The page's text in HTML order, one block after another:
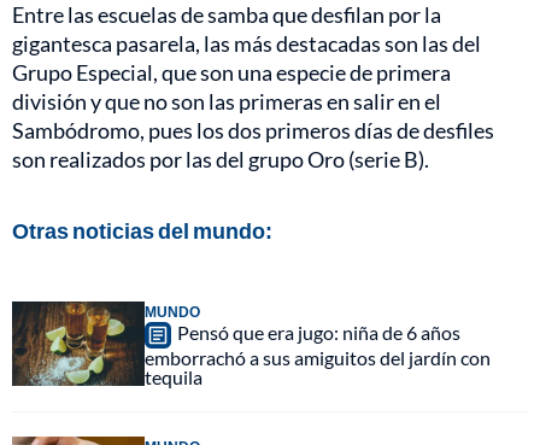
Entre las escuelas de samba que desfilan por la
gigantesca pasarela, las más destacadas son las del
Grupo Especial, que son una especie de primera
división y que no son las primeras en salir en el
Sambódromo, pues los dos primeros días de desfiles
son realizados por las del grupo Oro (serie B).
Otras noticias del mundo:
MUNDO
Pensó que era jugo: niña de 6 años
emborrachó a sus amiguitos del jardín con
tequila